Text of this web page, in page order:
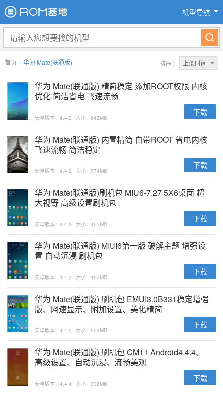
机型导航
首页 > 华为 Mate(联通版) 排序： 上架时间
华为 Mate(联通版) 精简稳定 添加ROOT权限 内核
优化 简洁省电 飞速流畅
安卓版本：4.4.2 大小：642MB
下载
华为 Mate(联通版) 内置精简 自带ROOT 省电内核
飞速流畅 简洁稳定
安卓版本：4.4.2 大小：574MB
下载
华为 Mate(联通版)刷机包 MIU6-7.27 5X6桌面 超
大视野 高级设置刷机包
安卓版本：4.4.2 大小：453MB
下载
华为 Mate(联通版) MIUI6第一版 破解主题 增强设
置 自动沉浸 刷机包
安卓版本：4.4.2 大小：492MB
下载
华为 Mate(联通版) 刷机包 EMUI3.0B331稳定增强
版、网速显示、附加设置、美化精简
安卓版本：4.4.2 大小：523MB
下载
华为 Mate(联通版) 刷机包 CM11 Android4.4.4、
高级设置、自动沉浸、流畅美观
安卓版本：4.4.4 大小：306MB
下载